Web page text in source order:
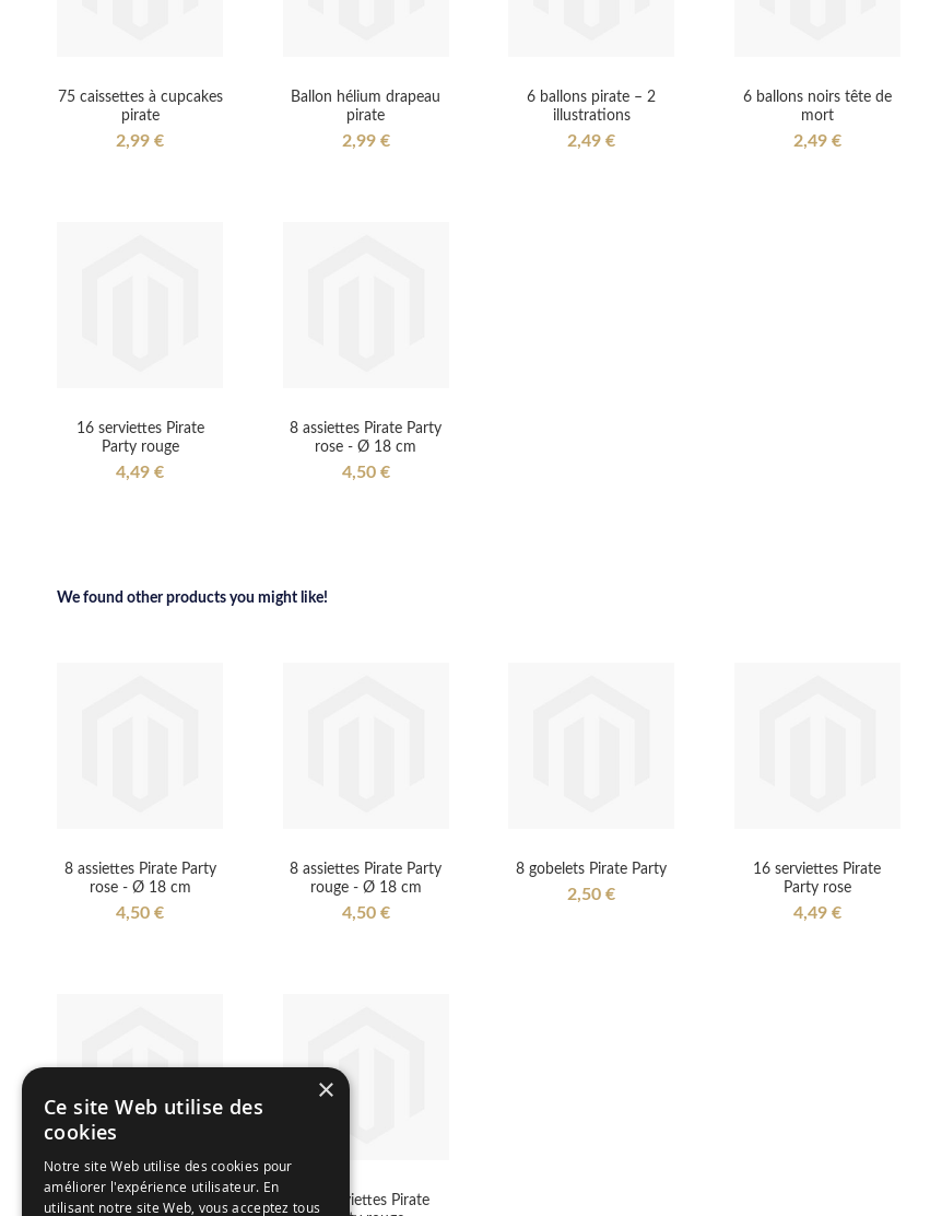
75 caissettes à cupcakes
pirate
2,99 €
Ballon hélium drapeau
pirate
2,99 €
6 ballons pirate – 2
illustrations
2,49 €
6 ballons noirs tête de
mort
2,49 €
16 serviettes Pirate
Party rouge
4,49 €
8 assiettes Pirate Party
rose - Ø 18 cm
4,50 €
We found other products you might like!
8 assiettes Pirate Party
rose - Ø 18 cm
4,50 €
8 assiettes Pirate Party
rouge - Ø 18 cm
4,50 €
8 gobelets Pirate Party
2,50 €
16 serviettes Pirate
Party rose
4,49 €
Nappe Pirate Party
16 serviettes Pirate
×
Ce site Web utilise des
cookies
Notre site Web utilise des cookies pour
améliorer l'expérience utilisateur. En
utilisant notre site Web, vous acceptez tous